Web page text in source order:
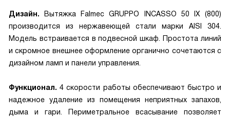
Дизайн.
Вытяжка Falmec GRUPPO INCASSO 50 IX (800)
производится из нержавеющей стали марки AISI 304.
Модель встраивается в подвесной шкаф. Простота линий
и скромное внешнее оформление органично сочетаются с
дизайном ламп и панели управления.
Функционал. 4 скорости работы обеспечивают быстро и
надежное удаление из помещения неприятных запахов,
дыма и гари. Периметральное всасывание позволяет